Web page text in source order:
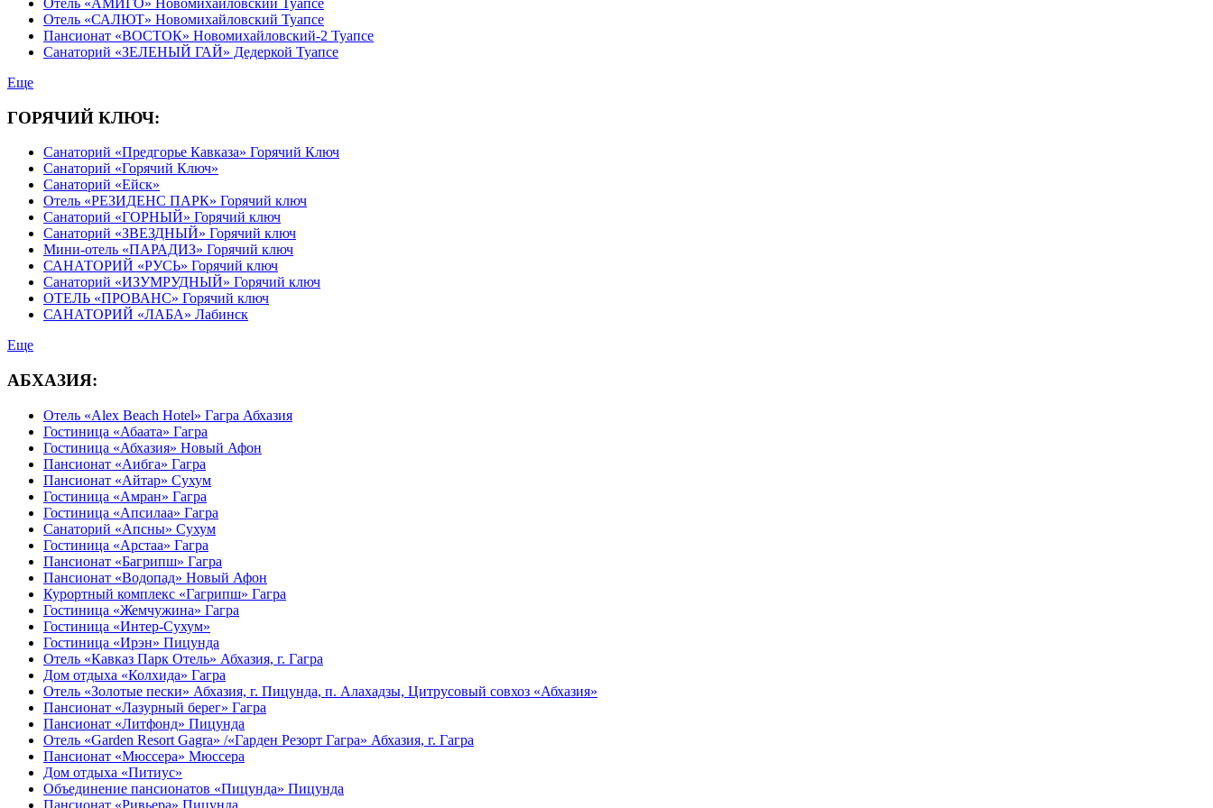
Отель «САЛЮТ» Новомихайловский Туапсе
Пансионат «ВОСТОК» Новомихайловский-2 Туапсе
Санаторий «ЗЕЛЕНЫЙ ГАЙ» Дедеркой Туапсе
Еще
ГОРЯЧИЙ КЛЮЧ:
Санаторий «Предгорье Кавказа» Горячий Ключ
Санаторий «Горячий Ключ»
Санаторий «Ейск»
Отель «РЕЗИДЕНС ПАРК» Горячий ключ
Санаторий «ГОРНЫЙ» Горячий ключ
Санаторий «ЗВЕЗДНЫЙ» Горячий ключ
Мини-отель «ПАРАДИЗ» Горячий ключ
САНАТОРИЙ «РУСЬ» Горячий ключ
Санаторий «ИЗУМРУДНЫЙ» Горячий ключ
ОТЕЛЬ «ПРОВАНС» Горячий ключ
САНАТОРИЙ «ЛАБА» Лабинск
Еще
АБХАЗИЯ:
Отель «Alex Beach Hotel» Гагра Абхазия
Гостиница «Абаата» Гагра
Гостиница «Абхазия» Новый Афон
Пансионат «Аибга» Гагра
Пансионат «Айтар» Сухум
Гостиница «Амран» Гагра
Гостиница «Апсилаа» Гагра
Санаторий «Апсны» Сухум
Гостиница «Арстаа» Гагра
Пансионат «Багрипш» Гагра
Пансионат «Водопад» Новый Афон
Курортный комплекс «Гагрипш» Гагра
Гостиница «Жемчужина» Гагра
Гостиница «Интер-Сухум»
Гостиница «Ирэн» Пицунда
Отель «Кавказ Парк Отель» Абхазия, г. Гагра
Дом отдыха «Колхида» Гагра
Отель «Золотые пески» Абхазия, г. Пицунда, п. Алахадзы, Цитрусовый совхоз «Абхазия»
Пансионат «Лазурный берег» Гагра
Пансионат «Литфонд» Пицунда
Отель «Garden Resort Gagra» /«Гарден Резорт Гагра» Абхазия, г. Гагра
Пансионат «Мюссера» Мюссера
Дом отдыха «Питиус»
Объединение пансионатов «Пицунда» Пицунда
Пансионат «Ривьера» Пицунда